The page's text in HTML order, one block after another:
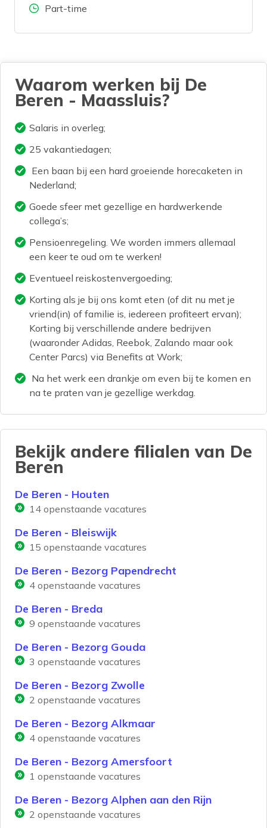
Aantal uren
Part-time
Waarom werken bij De
Beren - Maassluis?
Salaris in overleg;
25 vakantiedagen;
Een baan bij een hard groeiende horecaketen in
Nederland;
Goede sfeer met gezellige en hardwerkende
collega’s;
Pensioenregeling. We worden immers allemaal
een keer te oud om te werken!
Eventueel reiskostenvergoeding;
Korting als je bij ons komt eten (of dit nu met je
vriend(in) of familie is, iedereen profiteert ervan);
Korting bij verschillende andere bedrijven
(waaronder Adidas, Reebok, Zalando maar ook
Center Parcs) via Benefits at Work;
Na het werk een drankje om even bij te komen en
na te praten van je gezellige werkdag.
Bekijk andere filialen van De
Beren
De Beren - Houten
14 openstaande vacatures
De Beren - Bleiswijk
15 openstaande vacatures
De Beren - Bezorg Papendrecht
4 openstaande vacatures
De Beren - Breda
9 openstaande vacatures
De Beren - Bezorg Gouda
3 openstaande vacatures
De Beren - Bezorg Zwolle
2 openstaande vacatures
De Beren - Bezorg Alkmaar
4 openstaande vacatures
De Beren - Bezorg Amersfoort
1 openstaande vacatures
De Beren - Bezorg Alphen aan den Rijn
2 openstaande vacatures